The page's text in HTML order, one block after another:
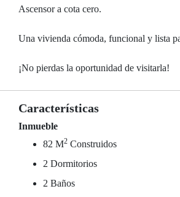
Ascensor a cota cero.
Una vivienda cómoda, funcional y lista
¡No pierdas la oportunidad de visitarla!
Características
Inmueble
82 M2 Construidos
2 Dormitorios
2 Baños